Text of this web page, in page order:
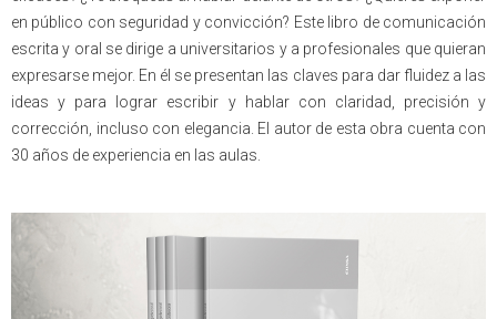
en público con seguridad y convicción? Este libro de comunicación
escrita y oral se dirige a universitarios y a profesionales que quieran
expresarse mejor. En él se presentan las claves para dar fluidez a las
ideas y para lograr escribir y hablar con claridad, precisión y
corrección, incluso con elegancia. El autor de esta obra cuenta con
30 años de experiencia en las aulas.